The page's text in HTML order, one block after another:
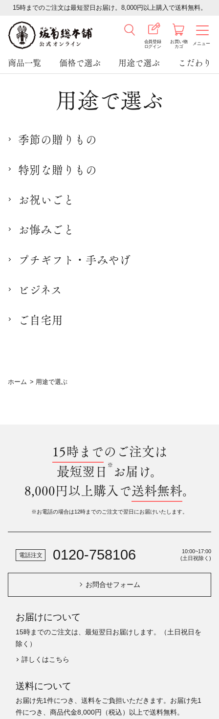
15時までのご注文は最短翌日お届け。8,000円以上購入で送料無料。
会員登録
ログイン
お買い物
カゴ
メニュー
商品一覧 価格で選ぶ 用途で選ぶ こだわり
用途で選ぶ
季節の贈りもの
特別な贈りもの
お祝いごと
お悔みごと
プチギフト・手みやげ
ビジネス
ご自宅用
ホーム > 用途で選ぶ
15時までのご注文は
最短翌日 ※ お届け。
8,000円以上購入で送料無料。
※お電話の場合は12時までのご注文で翌日にお届けいたします。
電話注文 0120-758106
10:00~17:00
(土日祝除く)
お問合せフォーム
お届けについて
15時までのご注文は、最短翌日お届けします。（土日祝日を
除く）
詳しくはこちら
送料について
お届け先1件につき、送料をご負担いただきます。お届け先1
件につき、商品代金8,000円（税込）以上で送料無料。